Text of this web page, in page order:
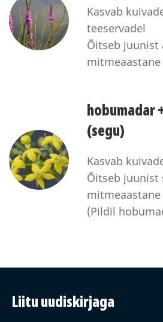
Kasvab
teeservadel
Õitseb juunist
hobumadar
(segu)
Kasvab
Õitseb juunist
(Pildil
Liitu uudiskirjaga